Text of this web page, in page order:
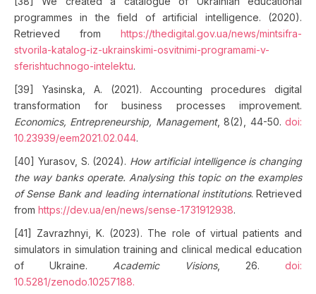
programmes in the field of artificial intelligence. (2020).
Retrieved from https://thedigital.gov.ua/news/mintsifra-
stvorila-katalog-iz-ukrainskimi-osvitnimi-programami-v-
sferishtuchnogo-intelektu.
[39] Yasinska, A. (2021). Accounting procedures digital
transformation for business processes improvement.
Economics, Entrepreneurship, Management, 8(2), 44-50.doi:
10.23939/eem2021.02.044.
[40] Yurasov, S. (2024). How artificial intelligence is changing
the way banks operate. Analysing this topic on the examples
of Sense Bank and leading international institutions. Retrieved
from https://dev.ua/en/news/sense-1731912938.
[41] Zavrazhnyi, K. (2023). The role of virtual patients and
simulators in simulation training and clinical medical education
of Ukraine. Academic Visions, 26. doi:
10.5281/zenodo.10257188.